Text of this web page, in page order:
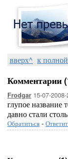
вверх^ к
Комментарии
Frodgar 15-07-
глупое название
давно стали
Обратиться -